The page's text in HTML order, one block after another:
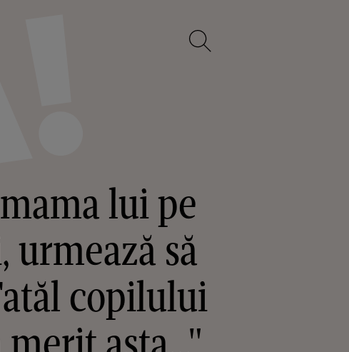
lui pe
să
copilului